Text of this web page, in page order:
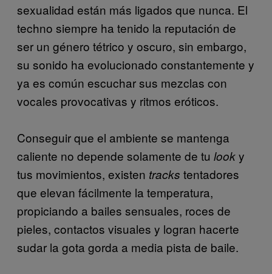
sexualidad están más ligados que nunca. El
techno siempre ha tenido la reputación de
ser un género tétrico y oscuro, sin embargo,
su sonido ha evolucionado constantemente y
ya es común escuchar sus mezclas con
vocales provocativas y ritmos eróticos.
Conseguir que el ambiente se mantenga
caliente no depende solamente de tu looky
tus movimientos, existen tracks tentadores
que elevan fácilmente la temperatura,
propiciando a bailes sensuales, roces de
pieles, contactos visuales y logran hacerte
sudar la gota gorda a media pista de baile.